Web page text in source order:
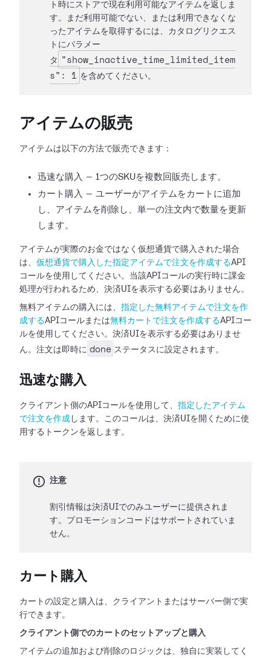
ト時にストアで現在利用可能なアイテムを返しま
す。まだ利用可能でない、または利用できなくな
ったアイテムを取得するには、カタログリクエス
トにパラメー
タ
"show_inactive_time_limited_item
s": 1 を含めてください。
アイテムの販売
アイテムは以下の方法で販売できます：
迅速な購入 — 1つのSKUを複数回販売します。
カート購入 — ユーザーがアイテムをカートに追加
し、アイテムを削除し、単一の注文内で数量を更新
します。
アイテムが実際のお金ではなく仮想通貨で購入された場合
は、 仮想通貨で購入した指定アイテムで注文を作成するAPI
コールを使用してください。当該APIコールの実行時に課金
処理が行われるため、決済UIを表示する必要はありません。
無料アイテムの購入には、 指定した無料アイテムで注文を作
成するAPIコールまたは無料カートで注文を作成するAPIコー
ルを使用してください。決済UIを表示する必要はありませ
ん。注文は即時に done ステータスに設定されます。
迅速な購入
クライアント側のAPIコールを使用して、 指定したアイテム
で注文を作成 します。このコールは、決済UIを開くために使
用するトークンを返します。
注意
割引情報は決済UIでのみユーザーに提供されま
す。プロモーションコードはサポートされていま
せん。
カート購入
カートの設定と購入は、クライアントまたはサーバー側で実
行できます。
クライアント側でのカートのセットアップと購入
アイテムの追加および削除のロジックは、独自に実装してく